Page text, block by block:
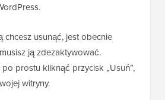
chcesz usunąć, jest obecnie
ją zdezaktywować.
prostu kliknąć przycisk „Usuń”,
witryny.